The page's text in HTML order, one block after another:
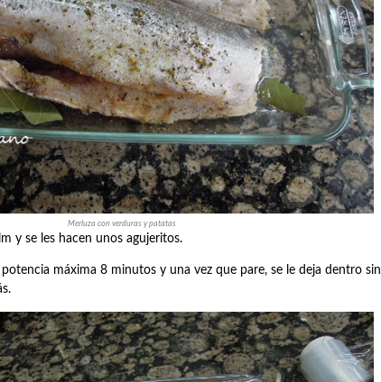
Merluza con verduras y patatas
y se les hacen unos agujeritos.
máxima 8 minutos y una vez que pare, se le deja dentro sin